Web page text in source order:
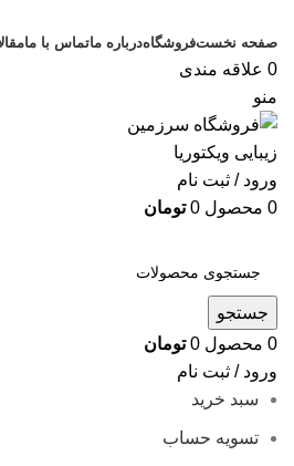
صفحه نخستفروشگاهدرباره ماتماس با ما
0 علاقه مندی
منو
ورود / ثبت نام
0 محصول 0 تومان
جستجو
0 محصول 0 تومان
ورود / ثبت نام
سبد خرید
تسویه حساب